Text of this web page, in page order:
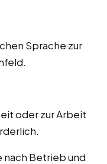
Sprache zur
oder zur Arbeit
nach Betrieb und